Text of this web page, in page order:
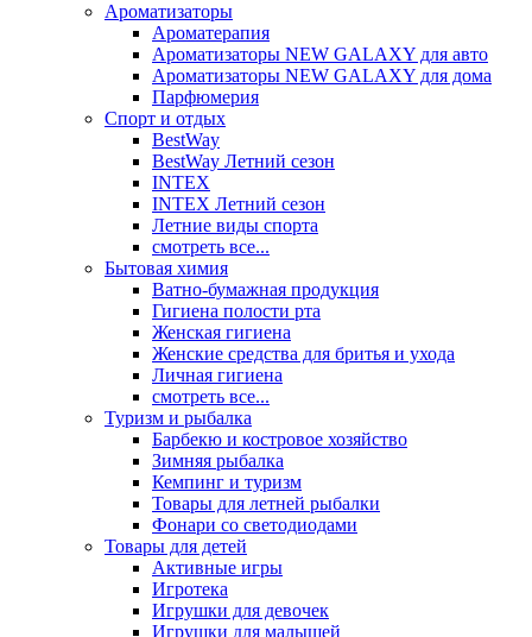
Ароматизаторы
Ароматерапия
Ароматизаторы NEW GALAXY для авто
Ароматизаторы NEW GALAXY для дома
Парфюмерия
Спорт и отдых
BestWay
BestWay Летний сезон
INTEX
INTEX Летний сезон
Летние виды спорта
смотреть все...
Бытовая химия
Ватно-бумажная продукция
Гигиена полости рта
Женская гигиена
Женские средства для бритья и ухода
Личная гигиена
смотреть все...
Туризм и рыбалка
Барбекю и костровое хозяйство
Зимняя рыбалка
Кемпинг и туризм
Товары для летней рыбалки
Фонари со светодиодами
Товары для детей
Активные игры
Игротека
Игрушки для девочек
Игрушки для малышей